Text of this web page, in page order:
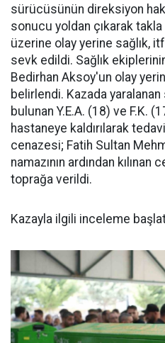
sürücüsünün direksiyon
sonucu yoldan çıkarak takla
üzerine olay yerine sağlık,
sevk edildi. Sağlık
Bedirhan Aksoy'un olay
belirlendi. Kazada
bulunan Y.E.A. (18) ve F.K.
hastaneye kaldırılarak
cenazesi; Fatih Sultan
namazının ardından kılınan
toprağa verildi.
Kazayla ilgili inceleme